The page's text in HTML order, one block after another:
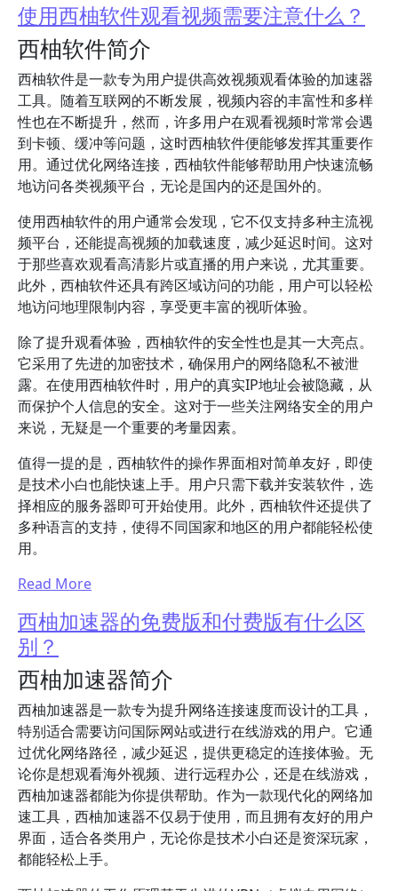
使用西柚软件观看视频需要注意什么？
西柚软件简介
西柚软件是一款专为用户提供高效视频观看体验的加速器
工具。随着互联网的不断发展，视频内容的丰富性和多样
性也在不断提升，然而，许多用户在观看视频时常常会遇
到卡顿、缓冲等问题，这时西柚软件便能够发挥其重要作
用。通过优化网络连接，西柚软件能够帮助用户快速流畅
地访问各类视频平台，无论是国内的还是国外的。
使用西柚软件的用户通常会发现，它不仅支持多种主流视
频平台，还能提高视频的加载速度，减少延迟时间。这对
于那些喜欢观看高清影片或直播的用户来说，尤其重要。
此外，西柚软件还具有跨区域访问的功能，用户可以轻松
地访问地理限制内容，享受更丰富的视听体验。
除了提升观看体验，西柚软件的安全性也是其一大亮点。
它采用了先进的加密技术，确保用户的网络隐私不被泄
露。在使用西柚软件时，用户的真实IP地址会被隐藏，从
而保护个人信息的安全。这对于一些关注网络安全的用户
来说，无疑是一个重要的考量因素。
值得一提的是，西柚软件的操作界面相对简单友好，即使
是技术小白也能快速上手。用户只需下载并安装软件，选
择相应的服务器即可开始使用。此外，西柚软件还提供了
多种语言的支持，使得不同国家和地区的用户都能轻松使
用。
Read More
西柚加速器的免费版和付费版有什么区
别？
西柚加速器简介
西柚加速器是一款专为提升网络连接速度而设计的工具，
特别适合需要访问国际网站或进行在线游戏的用户。它通
过优化网络路径，减少延迟，提供更稳定的连接体验。无
论你是想观看海外视频、进行远程办公，还是在线游戏，
西柚加速器都能为你提供帮助。作为一款现代化的网络加
速工具，西柚加速器不仅易于使用，而且拥有友好的用户
界面，适合各类用户，无论你是技术小白还是资深玩家，
都能轻松上手。